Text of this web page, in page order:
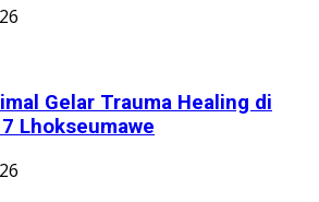
Gelar Trauma Healing di
Lhokseumawe